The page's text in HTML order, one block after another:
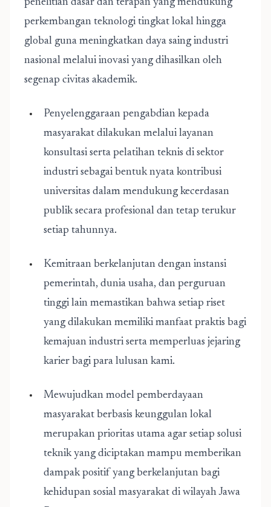
penelitian dasar dan terapan yang mendukung
perkembangan teknologi tingkat lokal hingga
global guna meningkatkan daya saing industri
nasional melalui inovasi yang dihasilkan oleh
segenap civitas akademik.
Penyelenggaraan pengabdian kepada
masyarakat dilakukan melalui layanan
konsultasi serta pelatihan teknis di sektor
industri sebagai bentuk nyata kontribusi
universitas dalam mendukung kecerdasan
publik secara profesional dan tetap terukur
setiap tahunnya.
Kemitraan berkelanjutan dengan instansi
pemerintah, dunia usaha, dan perguruan
tinggi lain memastikan bahwa setiap riset
yang dilakukan memiliki manfaat praktis bagi
kemajuan industri serta memperluas jejaring
karier bagi para lulusan kami.
Mewujudkan model pemberdayaan
masyarakat berbasis keunggulan lokal
merupakan prioritas utama agar setiap solusi
teknik yang diciptakan mampu memberikan
dampak positif yang berkelanjutan bagi
kehidupan sosial masyarakat di wilayah Jawa